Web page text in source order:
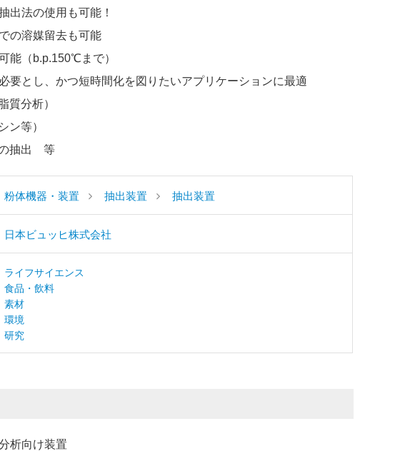
出法の使用も可能！
の溶媒留去も可能
能（b.p.150℃まで）
要とし、かつ短時間化を図りたいアプリケーションに最適
質分析）
ン等）
の抽出 等
粉体機器・装置 抽出装置 抽出装置
日本ビュッヒ株式会社
ライフサイエンス
食品・飲料
素材
環境
研究
析向け装置